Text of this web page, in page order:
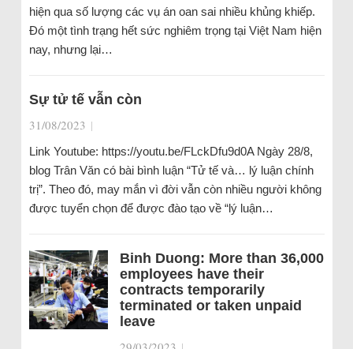
hiện qua số lượng các vụ án oan sai nhiều khủng khiếp.
Đó một tình trạng hết sức nghiêm trọng tại Việt Nam hiện
nay, nhưng lại…
Sự tử tế vẫn còn
31/08/2023 |
Link Youtube: https://youtu.be/FLckDfu9d0A Ngày 28/8,
blog Trân Văn có bài bình luận “Tử tế và… lý luận chính
trị”. Theo đó, may mắn vì đời vẫn còn nhiều người không
được tuyển chọn để được đào tạo về “lý luận…
Binh Duong: More than 36,000
employees have their
contracts temporarily
terminated or taken unpaid
leave